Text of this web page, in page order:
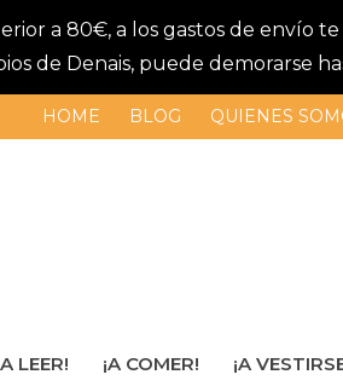
a 80€, a los gastos de envío
de Denais, puede demorarse
HOME BLOG QUIENES
LEER! ¡A COMER! ¡A